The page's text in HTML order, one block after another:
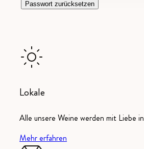
Passwort zurücksetzen
Lokale
Alle unsere Weine werden mit Liebe
Mehr erfahren